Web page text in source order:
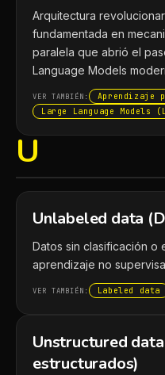
Arquitectura
fundamentada en
paralela que abrió el
Language Models
VER TAMBIÉN:
Aprendizaje
Large Language Models
U
Unlabeled data
Datos sin clasificación o
aprendizaje no
VER TAMBIÉN: Labeled data
Unstructured
estructurados)